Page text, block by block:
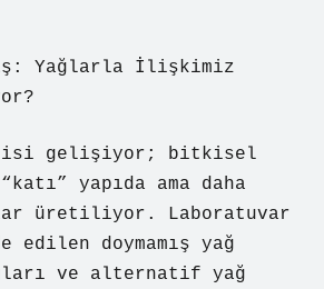
Yağlarla İlişkimiz
gelişiyor; bitkisel
yapıda ama daha
üretiliyor. Laboratuvar
edilen doymamış yağ
ve alternatif yağ